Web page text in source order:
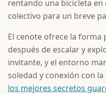
rentando una bicicleta
colectivo para un breve
El cenote ofrece la
después de escalar y
invitante, y el entorno
soledad y conexión con
los mejores secretos